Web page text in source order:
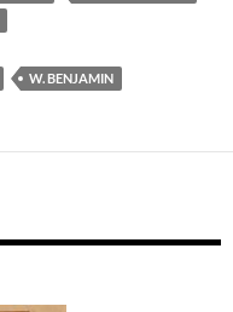
W. BENJAMIN